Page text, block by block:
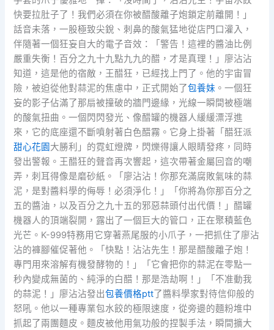
快要拉肚子了！我們必須在你被醋酸離子炮鎖定前離開！」
話音未落，一股極致尖銳、刺鼻的酸氣猛地從店門口灌入，
伴隨著一個狂妄自大的電子音效：「警告！這裡的醬油比例
嚴重失衡！百分之九十九點九九的醋，才是真理！」廖沾沾
知道，這是他的宿敵，王醋狂，已經找上門了。他的宇宙冒
險，被迫從他對蒜泥的焦慮中，正式開始了包養妹 。一個狂
妄的影子佔滿了那扇被撞破的牆門邊緣，光線一瞬間被極端
的酸氣扭曲。一個閃閃發光、像醋罐的機器人緩緩漂浮進
來，它的底座還不斷噴射著白色醋霧。它身上掛著「醋狂派
甜心花園大勝利」的霓虹燈牌，閃爍得讓人眼睛發疼，同時
發出警報。王醋狂的聲音再次響起，這次帶著金屬回音的嘲
弄，刺耳得像是磨砂紙。「廖沾沾！你那充滿腐敗氣味的蒜
泥，是對醬料學的侮辱！必須淨化！」「你將為你那百分之
五的醬油，以及百分之九十五的邪惡蒜頭付出代價！」醋罐
機器人的頂端裂開，露出了一個巨大的管口，正在聚積藍色
光芒。K-999特務用它穿著燕尾服的小爪子，一把抓住了廖沾
沾的褲腳催促著他。「快點！沾沾先生！那是醋酸離子炮！
專門用來溶解有機發酵物的！」「它會把你的蒜泥在零點一
秒內變成無菌的、純淨的白醋！那是浩劫啊！」「不准動我
的蒜泥！」廖沾沾發出包養價格ptt了醬料學家對待信仰般的
怒吼。他以一種專業包水餃的極限速度，從旁邊的麵粉堆中
抓起了兩團麵皮。麵皮被他用氣功般的捏製手法，瞬間擴大